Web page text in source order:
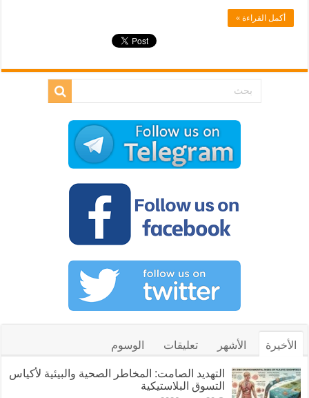
أكمل القراءة »
الأخيرة الأشهر تعليقات الوسوم
التهديد الصامت: المخاطر الصحية والبيئية لأكياس
التسوق البلاستيكية